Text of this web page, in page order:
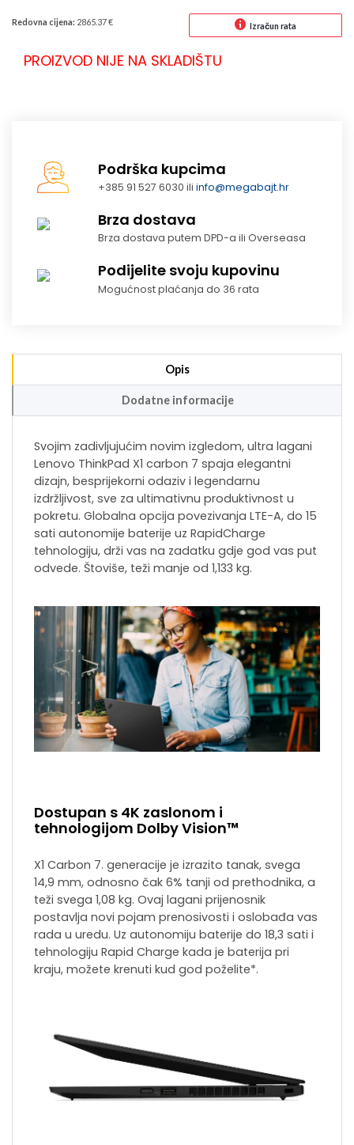
Redovna cijena: 2865.37 € Izračun rata
PROIZVOD NIJE NA SKLADIŠTU
Podrška kupcima
+385 91 527 6030 iliinfo@megabajt.hr
Brza dostava
Brza dostava putem DPD-a ili Overseasa
Podijelite svoju kupovinu
Mogućnost plaćanja do 36 rata
Opis
Dodatne informacije
Svojim zadivljujućim novim izgledom, ultra lagani
Lenovo ThinkPad X1 carbon 7 spaja elegantni
dizajn, besprijekorni odaziv i legendarnu
izdržljivost, sve za ultimativnu produktivnost u
pokretu. Globalna opcija povezivanja LTE-A, do 15
sati autonomije baterije uz RapidCharge
tehnologiju, drži vas na zadatku gdje god vas put
odvede. Štoviše, teži manje od 1,133 kg.
Dostupan s 4K zaslonom i
tehnologijom Dolby Vision™
X1 Carbon 7. generacije je izrazito tanak, svega
14,9 mm, odnosno čak 6% tanji od prethodnika, a
teži svega 1,08 kg. Ovaj lagani prijenosnik
postavlja novi pojam prenosivosti i oslobađa vas
rada u uredu. Uz autonomiju baterije do 18,3 sati i
tehnologiju Rapid Charge kada je baterija pri
kraju, možete krenuti kud god poželite*.